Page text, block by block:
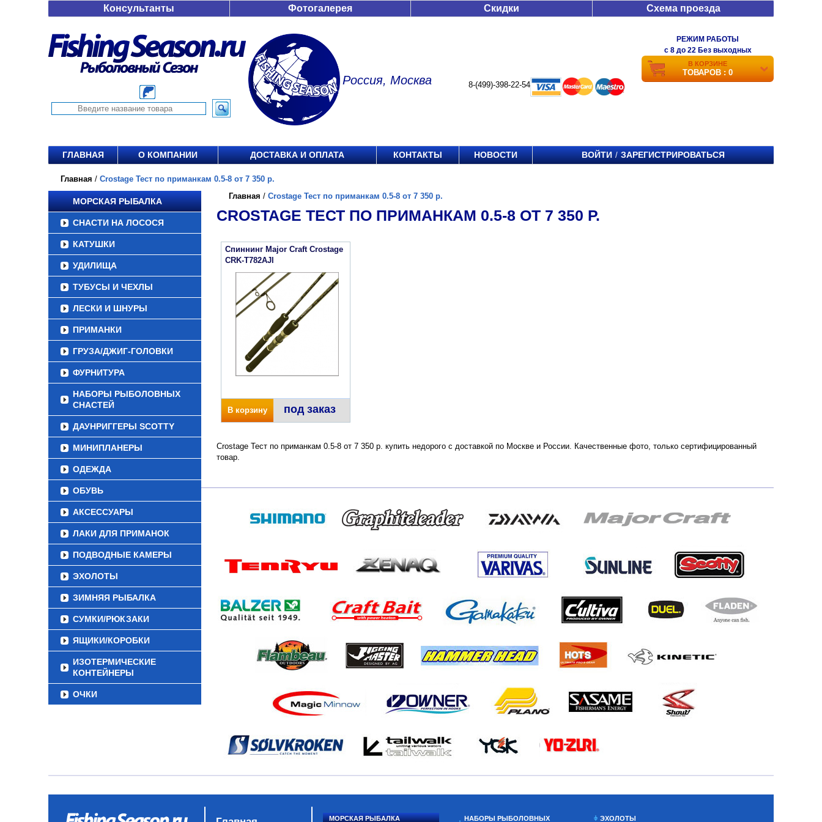
Консультанты Фотогалерея Скидки Схема проезда
Россия, Москва 8-(499)-398-22-54
РЕЖИМ РАБОТЫ
c 8 до 22 Без выходных
В КОРЗИНЕ
ТОВАРОВ : 0
ГЛАВНАЯ О КОМПАНИИ ДОСТАВКА И ОПЛАТА КОНТАКТЫ НОВОСТИ ВОЙТИ / ЗАРЕГИСТРИРОВАТЬСЯ
Главная / Crostage Тест по приманкам 0.5-8 от 7 350 р.
МОРСКАЯ РЫБАЛКА
СНАСТИ НА ЛОСОСЯ
КАТУШКИ
УДИЛИЩА
ТУБУСЫ И ЧЕХЛЫ
ЛЕСКИ И ШНУРЫ
ПРИМАНКИ
ГРУЗА/ДЖИГ-ГОЛОВКИ
ФУРНИТУРА
НАБОРЫ РЫБОЛОВНЫХ
СНАСТЕЙ
ДАУНРИГГЕРЫ SCOTTY
МИНИПЛАНЕРЫ
ОДЕЖДА
ОБУВЬ
АКСЕССУАРЫ
ЛАКИ ДЛЯ ПРИМАНОК
ПОДВОДНЫЕ КАМЕРЫ
ЭХОЛОТЫ
ЗИМНЯЯ РЫБАЛКА
СУМКИ/РЮКЗАКИ
ЯЩИКИ/КОРОБКИ
ИЗОТЕРМИЧЕСКИЕ
КОНТЕЙНЕРЫ
ОЧКИ
Главная / Crostage Тест по приманкам 0.5-8 от 7 350 р.
CROSTAGE ТЕСТ ПО ПРИМАНКАМ 0.5-8 ОТ 7 350 Р.
Спиннинг Major Craft Crostage
CRK-T782AJl
В корзину под заказ
Crostage Тест по приманкам 0.5-8 от 7 350 р. купить недорого с доставкой по Москве и России. Качественные фото, только сертифицированный
товар.
МОРСКАЯ РЫБАЛКА НАБОРЫ РЫБОЛОВНЫХ ЭХОЛОТЫ